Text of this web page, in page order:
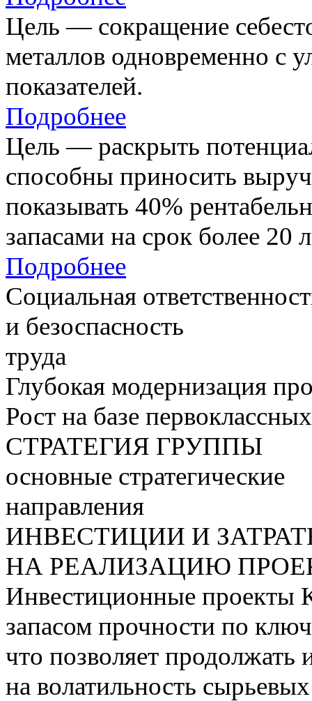
Цель — сокращение
металлов одновременно с
показателей.
Подробнее
Цель — раскрыть
способны приносить
показывать 40%
запасами на срок более 20
Подробнее
Социальная
и безоспасность
труда
Глубокая модернизация
Рост на базе
СТРАТЕГИЯ ГРУППЫ
основные стратегические
направления
ИНВЕСТИЦИИ И
НА РЕАЛИЗАЦИЮ
Инвестиционные проекты
запасом прочности по
что позволяет продолжать
на волатильность